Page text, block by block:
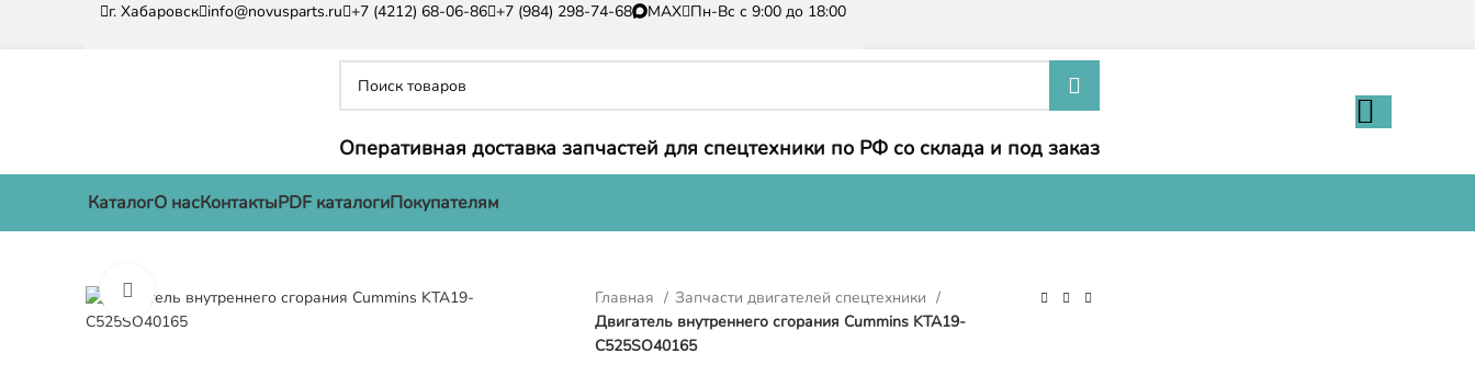
г. Хабаровск info@novusparts.ru +7 (4212) 68-06-86 +7 (984) 298-74-68 MAX Пн-Вс с 9:00 до 18:00
Оперативная доставка запчастей для спецтехники по РФ со склада и под заказ
КаталогО насКонтактыPDF каталогиПокупателям
Нажмите, чтобы увеличить Главная
Запчасти двигателей спецтехники
Двигатель внутреннего сгорания Cummins KTA19-
C525SO40165